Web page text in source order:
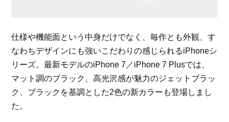
仕様や機能面という中身だけでなく、毎作とも外観、す
なわちデザインにも強いこだわりの感じられるiPhoneシ
リーズ。最新モデルのiPhone 7／iPhone 7 Plusでは、
マット調のブラック、高光沢感が魅力のジェットブラッ
ク、ブラックを基調とした2色の新カラーも登場しまし
た。